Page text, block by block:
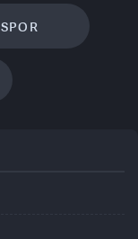
SPOR